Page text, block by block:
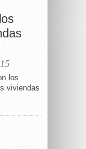
los
viviendas